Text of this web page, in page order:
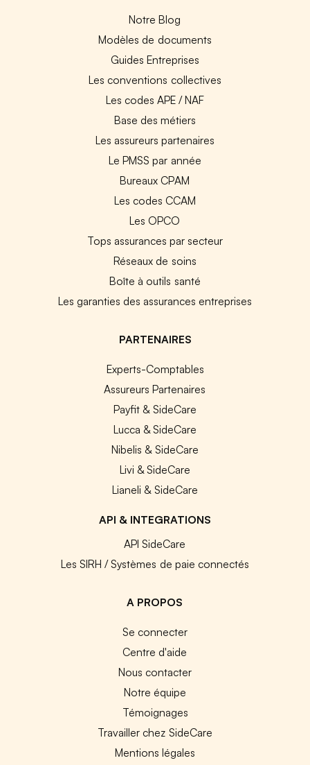
Notre Blog
Modèles de documents
Guides Entreprises
Les conventions collectives
Les codes APE / NAF
Base des métiers
Les assureurs partenaires
Le PMSS par année
Bureaux CPAM
Les codes CCAM
Les OPCO
Tops assurances par secteur
Réseaux de soins
Boîte à outils santé
Les garanties des assurances entreprises
PARTENAIRES
Experts-Comptables
Assureurs Partenaires
Payfit & SideCare
Lucca & SideCare
Nibelis & SideCare
Livi & SideCare
Lianeli & SideCare
API & INTEGRATIONS
API SideCare
Les SIRH / Systèmes de paie connectés
A PROPOS
Se connecter
Centre d'aide
Nous contacter
Notre équipe
Témoignages
Travailler chez SideCare
Mentions légales